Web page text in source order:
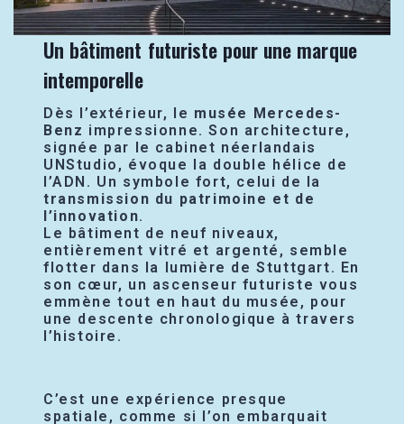
Un bâtiment futuriste pour une marque
intemporelle
Dès l’extérieur, le musée Mercedes-
Benz impressionne. Son architecture,
signée par le cabinet néerlandais
UNStudio, évoque la double hélice de
l’ADN. Un symbole fort, celui de la
transmission du patrimoine et de
l’innovation.
Le bâtiment de neuf niveaux,
entièrement vitré et argenté, semble
flotter dans la lumière de Stuttgart. En
son cœur, un ascenseur futuriste vous
emmène tout en haut du musée, pour
une descente chronologique à travers
l’histoire.
C’est une expérience presque
spatiale, comme si l’on embarquait